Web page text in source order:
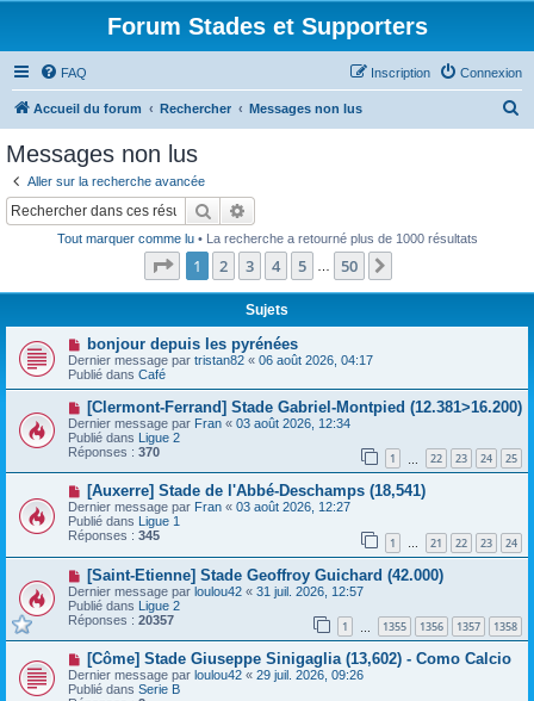
Forum Stades et Supporters
FAQ Connexion
Inscription
Accueil du forum Rechercher Messages non lus
Messages non lus
Aller sur la recherche avancée
Rechercher
Tout marquer comme lu• La recherche a retourné plus de 1000 résultats
Page 1sur50
1 2 3 4 5 50
Sujets
N
o
u
v
e
u
m
e
s
s
a
g
e
bonjour depuis les pyrénées
Dernier message par tristan82 « 06 août 2026, 04:17
Publié dans Café
N
o
u
v
e
a
m
e
s
s
a
e
[Clermont-Ferrand] Stade Gabriel-Montpied (12.381>16.200)
Dernier message par Fran « 03 août 2026, 12:34
Publié dans Ligue 2
Réponses : 370 1 22 23 24 25
N
o
u
v
e
a
u
m
e
s
s
a
e
[Auxerre] Stade de l'Abbé-Deschamps (18,541)
Dernier message par Fran « 03 août 2026, 12:27
Publié dans Ligue 1
Réponses : 345 1 … 21 22 23 24
N
o
u
v
e
a
m
e
[Saint-Etienne] Stade Geoffroy Guichard (42.000)
Dernier message par loulou42 « 31 juil. 2026, 12:57
Publié dans Ligue 2
Réponses : 20357 1 1355 1356 1357 1358
N
o
u
[Côme] Stade Giuseppe Sinigaglia (13,602) - Como Calcio
Dernier message par loulou42 « 29 juil. 2026, 09:26
Publié dans Serie B